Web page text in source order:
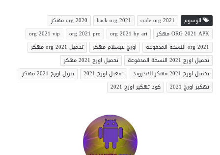
الوسوم code org 2021
hack org 2021
org 2020 مهكر
ORG 2021 APK مهكر
org 2021 by ari
org 2021 pro
org 2021 vip
org 2021 النسخة المدفوعة
اورج عبسلام مهكر
تحميل org 2021 مهكر
تحميل اورج 2021 النسخة المدفوعة
تحميل اورج 2021 مهكر
تحميل اورج 2021 مهكر للاندرويد
تفعيل اورج 2021
تنزيل اورج 2021 مهكر
تهكير اورج 2021
كود تهكير اورج 2021